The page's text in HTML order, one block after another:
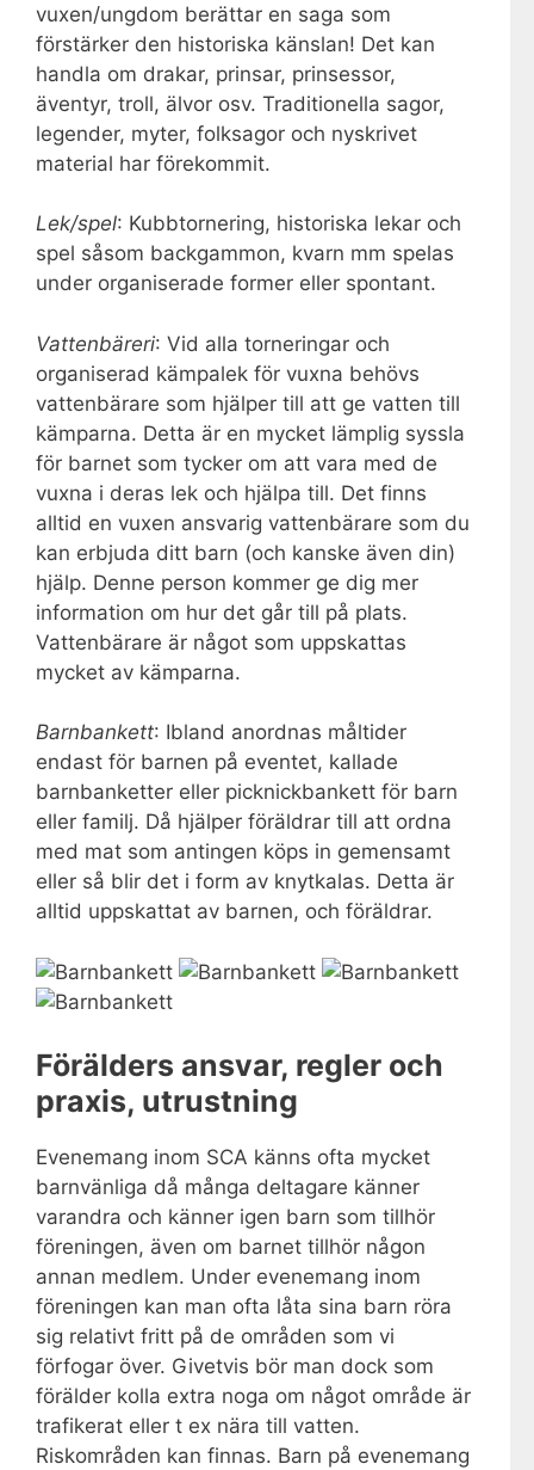
vuxen/ungdom berättar en saga som
förstärker den historiska känslan! Det kan
handla om drakar, prinsar, prinsessor,
äventyr, troll, älvor osv. Traditionella sagor,
legender, myter, folksagor och nyskrivet
material har förekommit.
Lek/spel: Kubbtornering, historiska lekar och
spel såsom backgammon, kvarn mm spelas
under organiserade former eller spontant.
Vattenbäreri: Vid alla torneringar och
organiserad kämpalek för vuxna behövs
vattenbärare som hjälper till att ge vatten till
kämparna. Detta är en mycket lämplig syssla
för barnet som tycker om att vara med de
vuxna i deras lek och hjälpa till. Det finns
alltid en vuxen ansvarig vattenbärare som du
kan erbjuda ditt barn (och kanske även din)
hjälp. Denne person kommer ge dig mer
information om hur det går till på plats.
Vattenbärare är något som uppskattas
mycket av kämparna.
Barnbankett: Ibland anordnas måltider
endast för barnen på eventet, kallade
barnbanketter eller picknickbankett för barn
eller familj. Då hjälper föräldrar till att ordna
med mat som antingen köps in gemensamt
eller så blir det i form av knytkalas. Detta är
alltid uppskattat av barnen, och föräldrar.
Förälders ansvar, regler och
praxis, utrustning
Evenemang inom SCA känns ofta mycket
barnvänliga då många deltagare känner
varandra och känner igen barn som tillhör
föreningen, även om barnet tillhör någon
annan medlem. Under evenemang inom
föreningen kan man ofta låta sina barn röra
sig relativt fritt på de områden som vi
förfogar över. Givetvis bör man dock som
förälder kolla extra noga om något område är
trafikerat eller t ex nära till vatten.
Riskområden kan finnas. Barn på evenemang